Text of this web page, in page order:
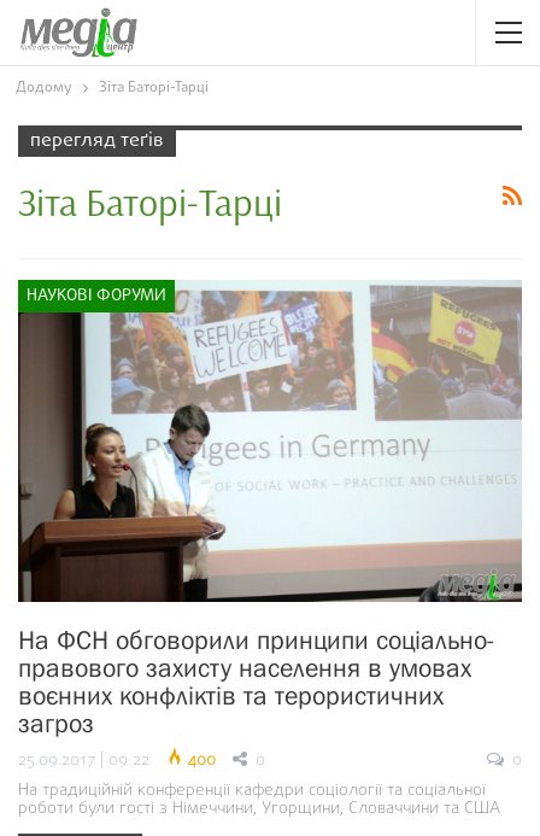
Додому Зіта Баторі-Тарці
перегляд теґів
Зіта Баторі-Тарці
НАУКОВІ ФОРУМИ
На ФСН обговорили принципи соціально-
правового захисту населення в умовах
воєнних конфліктів та терористичних
загроз
25.09.2017 | 09:22 400 0
0
На традиційній конференції кафедри соціології та соціальної
роботи були гості з Німеччини, Угорщини, Словаччини та США